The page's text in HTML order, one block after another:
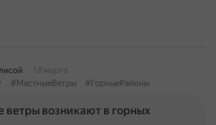
18 марта
#МестныеВетры #ГорныеРайоны
ветры возникают в горных